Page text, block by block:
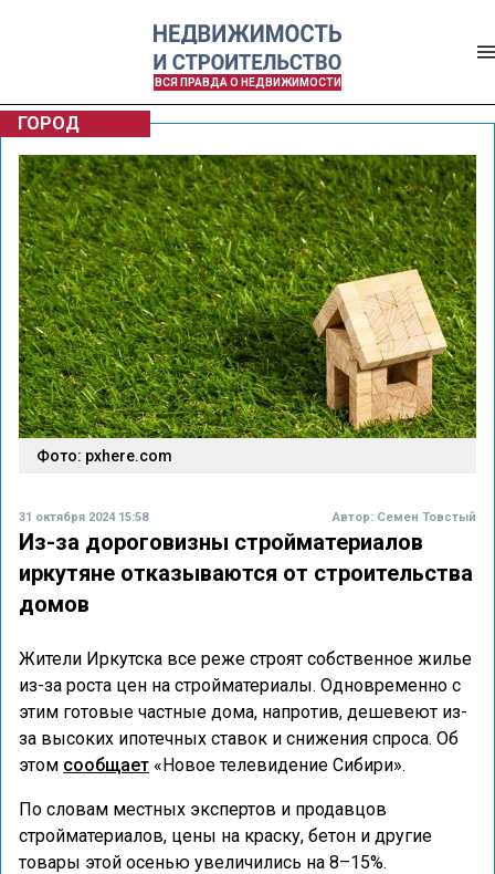
ВСЯ ПРАВДА О НЕДВИЖИМОСТИ
ГОРОД
Фото: pxhere.com
31 октября 2024 15:58 Автор: Семен Товстый
Из-за дороговизны стройматериалов
иркутяне отказываются от строительства
домов
Жители Иркутска все реже строят собственное жилье
из-за роста цен на стройматериалы. Одновременно с
этим готовые частные дома, напротив, дешевеют из-
за высоких ипотечных ставок и снижения спроса. Об
этом сообщает «Новое телевидение Сибири».
По словам местных экспертов и продавцов
стройматериалов, цены на краску, бетон и другие
товары этой осенью увеличились на 8–15%.